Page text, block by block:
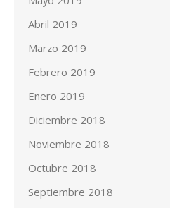
Abril 2019
Marzo 2019
Febrero 2019
Enero 2019
Diciembre 2018
Noviembre 2018
Octubre 2018
Septiembre 2018